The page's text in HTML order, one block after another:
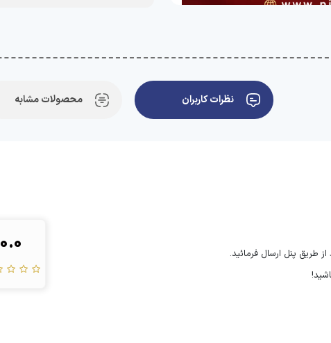
نظرات کاربران محصولات مشابه
طریق پنل ارسال فرمائید.
0.0